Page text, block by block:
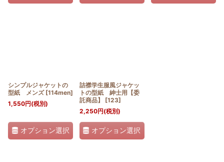
シンプルジャケットの
型紙 メンズ [114men]
1,550円(税別)
オプション選択
詰襟学生服風ジャケッ
トの型紙 紳士用【委
託商品】
[123]
2,250円(税別)
オプション選択